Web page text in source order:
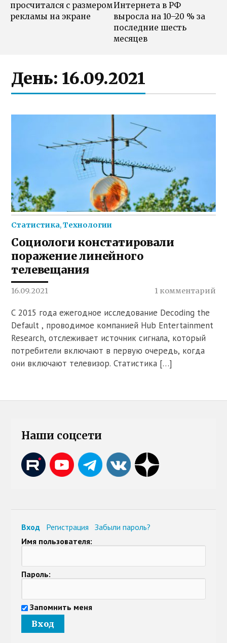
просчитался с размером
рекламы на экране
Интернета в РФ
выросла на 10–20 % за
последние шесть
месяцев
День: 16.09.2021
Статистика,Технологии
Социологи констатировали
поражение линейного
телевещания
16.09.2021 1 комментарий
С 2015 года ежегодное исследование Decoding the
Default , проводимое компанией Hub Entertainment
Research, отслеживает источник сигнала, который
потребители включают в первую очередь, когда
они включают телевизор. Статистика […]
Наши соцсети
Вход Регистрация
Забыли пароль?
Имя пользователя:
Пароль:
Запомнить меня